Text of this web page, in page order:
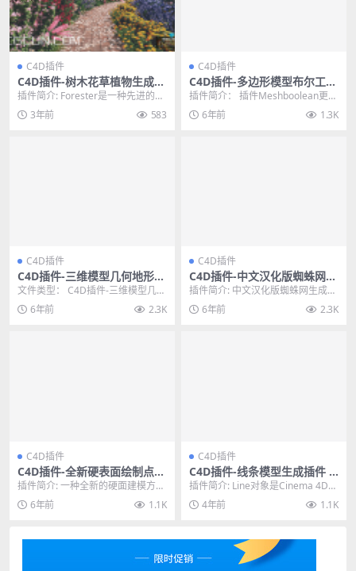
C4D插件
C4D插件-树木花草植物生成器
插件 Forester v1.5.4 Win含
预设包
插件简介: Forester是一种先进的3
D技术，可用于创建自然元素，如
树木、植...
3年前 583
C4D插件
C4D插件-多边形模型布尔工具
插件 TGS MeshBoolean v1.8
Win/Mac
插件简介： 插件Meshboolean更加
快捷方便的在C4D中做模型之间的
布尔运...
6年前 1.3K
C4D插件
C4D插件-三维模型几何地形图
形切片插件Toporizer 1.0 WI
N/MAC
文件类型： C4D插件-三维模型几何
地形图形切片插件Toporizer 1.0 ...
6年前 2.3K
C4D插件
C4D插件-中文汉化版蜘蛛网生
成插件 AEscripts SpiderWe
b 1.22
插件简介: 中文汉化版蜘蛛网生成插
件 AEscripts SpiderWeb C...
6年前 2.3K
C4D插件
C4D插件-全新硬表面绘制点击
建模插件 Nitro4D NitroBoxT
ool v1.07
插件简介: 一种全新的硬面建模方
式，可以随意绘制点击建模，可以
应用于克隆、镜像、...
6年前 1.1K
C4D插件
C4D插件-线条模型生成插件 Li
ne Object V1.5 Win/Mac
插件简介: Line对象是Cinema 4D的
一个简单而有用的插件，带有开放
的p...4年前 1.1K